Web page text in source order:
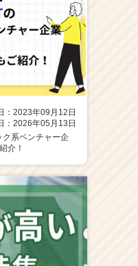
：2023年09月12日
：2026年05月13日
ク系ベンチャー企
介！